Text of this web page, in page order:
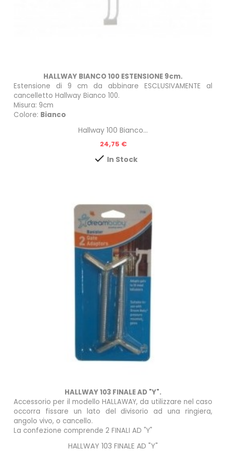
HALLWAY BIANCO 100 ESTENSIONE 9cm.
Estensione di 9 cm da abbinare ESCLUSIVAMENTE al
cancelletto Hallway Bianco 100.
Misura: 9cm
Colore: Bianco
Hallway 100 Bianco...
Prezzo
24,75 €
 In Stock
HALLWAY 103 FINALE AD "Y".
Accessorio per il modello HALLAWAY, da utilizzare nel caso
occorra fissare un lato del divisorio ad una ringiera,
angolo vivo, o cancello.
La confezione comprende 2 FINALI AD "Y"
HALLWAY 103 FINALE AD "Y"